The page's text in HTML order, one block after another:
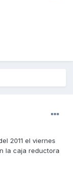
2011 el viernes
la caja reductora